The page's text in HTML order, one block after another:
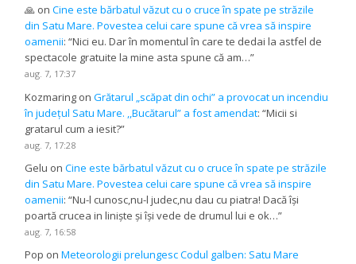
🙏 onCine este bărbatul văzut cu o cruce în spate pe străzile
din Satu Mare. Povestea celui care spune că vrea să inspire
oamenii: “Nici eu. Dar în momentul în care te dedai la astfel de
spectacole gratuite la mine asta spune că am…”
aug. 7, 17:37
Kozmaring onGrătarul „scăpat din ochi” a provocat un incendiu
în județul Satu Mare. ,,Bucătarul” a fost amendat: “Micii si
gratarul cum a iesit?”
aug. 7, 17:28
Gelu onCine este bărbatul văzut cu o cruce în spate pe străzile
din Satu Mare. Povestea celui care spune că vrea să inspire
oamenii: “Nu-l cunosc,nu-l judec,nu dau cu piatra! Dacă își
poartă crucea in liniște și își vede de drumul lui e ok…”
aug. 7, 16:58
Pop onMeteorologii prelungesc Codul galben: Satu Mare